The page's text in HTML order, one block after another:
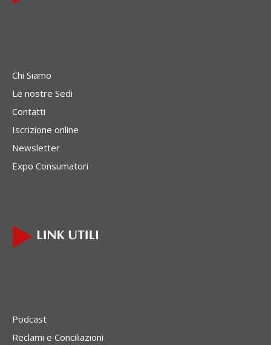
Chi Siamo
Le nostre Sedi
Contatti
Iscrizione online
Newsletter
Expo Consumatori
Podcast
Reclami e Conciliazioni